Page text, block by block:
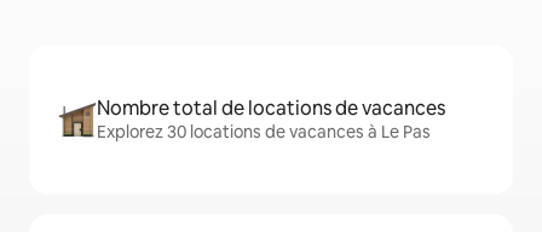
Nombre total de locations de vacances
Explorez 30 locations de vacances à Le Pas